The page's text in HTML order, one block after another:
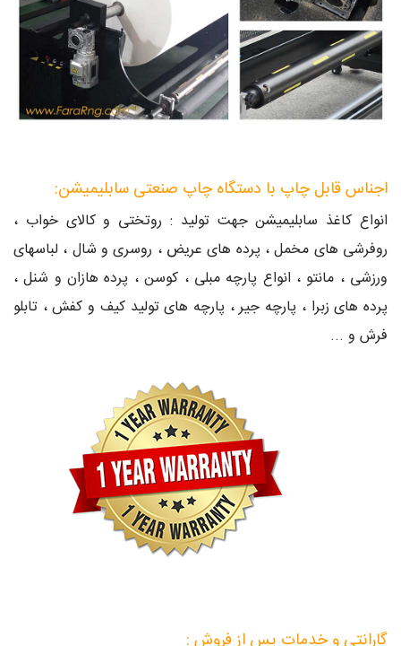
اجناس قابل چاپ با دستگاه چاپ صنعتی سابلیمیشن:
انواع کاغذ سابلیمیشن جهت تولید : روتختی و کالای خواب ،
روفرشی های مخمل ، پرده های عریض ، روسری و شال ، لباسهای
ورزشی ، مانتو ، انواع پارچه مبلی ، کوسن ، پرده هازان و شنل ،
پرده های زبرا ، پارچه جیر ، پارچه های تولید کیف و کفش ، تابلو
فرش و ...